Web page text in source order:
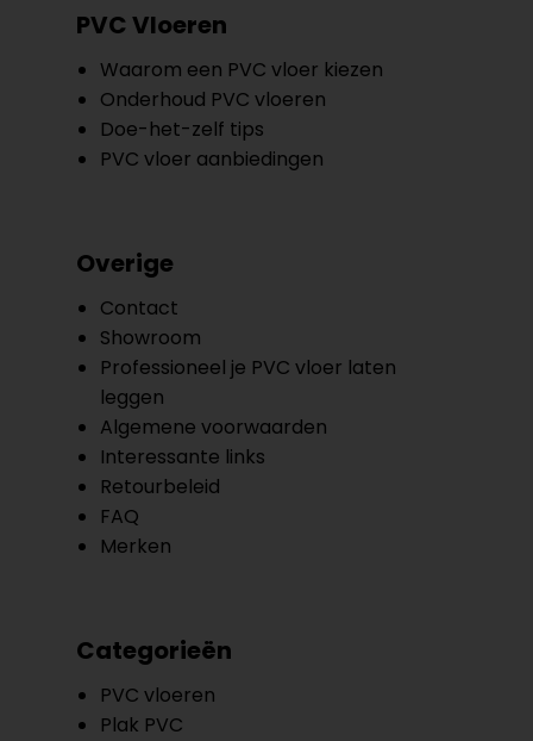
PVC Vloeren
Waarom een PVC vloer kiezen
Onderhoud PVC vloeren
Doe-het-zelf tips
PVC vloer aanbiedingen
Overige
Contact
Showroom
Professioneel je PVC vloer laten
leggen
Algemene voorwaarden
Interessante links
Retourbeleid
FAQ
Merken
Categorieën
PVC vloeren
Plak PVC